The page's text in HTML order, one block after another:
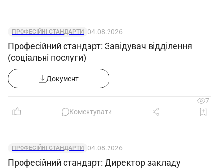
ПРОФЕСІЙНІ СТАНДАРТИ 04.08.2026
Професійний стандарт: Завідувач відділення
(соціальні послуги)
Документ
7
Коментувати
ПРОФЕСІЙНІ СТАНДАРТИ 04.08.2026
Професійний стандарт: Директор закладу